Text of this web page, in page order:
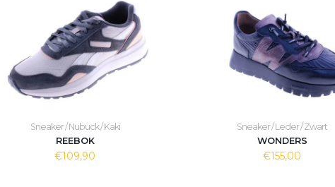
Sneaker / Nubuck / Kaki
REEBOK
€109,90
Sneaker / Leder / Zwart
WONDERS
€155,00